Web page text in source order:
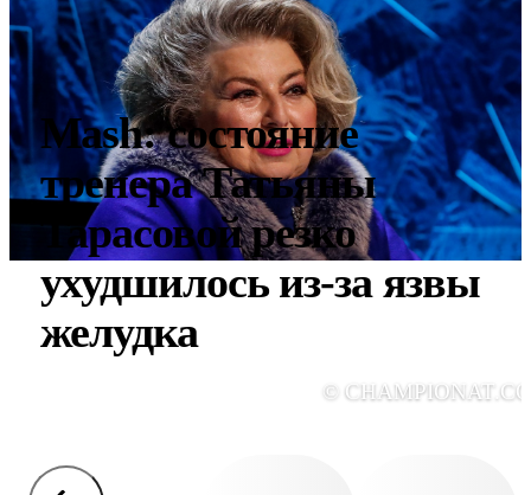
Mash: состояние
тренера Татьяны
Тарасовой резко
ухудшилось из-за язвы
желудка
©